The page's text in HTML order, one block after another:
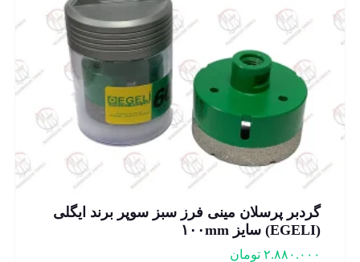
گردبر پرسلان مینی فرز سبز سوپر برند ایگلی
(EGELI) سایز ۱۰۰mm
۲.۸۸۰.۰۰۰ تومان